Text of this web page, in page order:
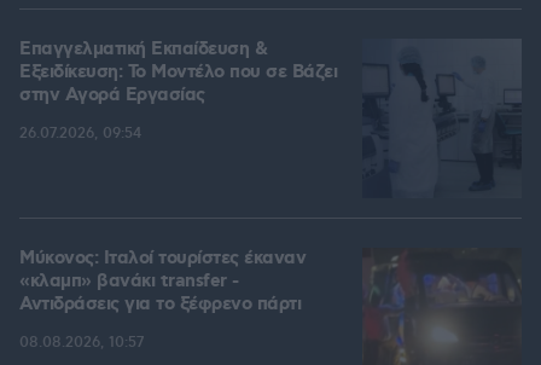
Επαγγελματική Εκπαίδευση &
Εξειδίκευση: Το Mοντέλο που σε Bάζει
στην Aγορά Eργασίας
26.07.2026, 09:54
Μύκονος: Ιταλοί τουρίστες έκαναν
«κλαμπ» βανάκι transfer -
Αντιδράσεις για το ξέφρενο πάρτι
08.08.2026, 10:57